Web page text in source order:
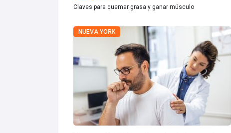
Claves para quemar grasa y ganar músculo
NUEVA YORK